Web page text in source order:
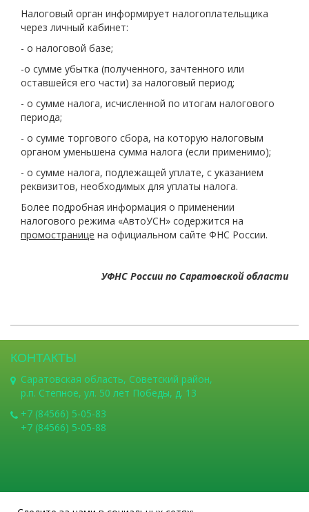
Налоговый орган информирует налогоплательщика
через личный кабинет:
- о налоговой базе;
-о сумме убытка (полученного, зачтенного или
оставшейся его части) за налоговый период;
- о сумме налога, исчисленной по итогам налогового
периода;
- о сумме торгового сбора, на которую налоговым
органом уменьшена сумма налога (если применимо);
- о сумме налога, подлежащей уплате, с указанием
реквизитов, необходимых для уплаты налога.
Более подробная информация о применении
налогового режима «АвтоУСН» содержится на
промостранице на официальном сайте ФНС России.
УФНС России по Саратовской области
КОНТАКТЫ
Саратовская область, Советский район,
р.п. Степное, ул. 50 лет Победы, д. 13
+7 (84566) 5-05-83
+7 (84566) 5-05-88